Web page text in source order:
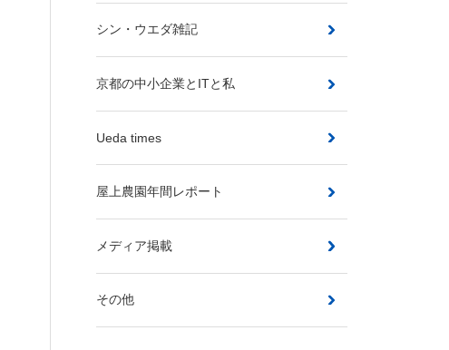
シン・ウエダ雑記
京都の中小企業とITと私
Ueda times
屋上農園年間レポート
メディア掲載
その他